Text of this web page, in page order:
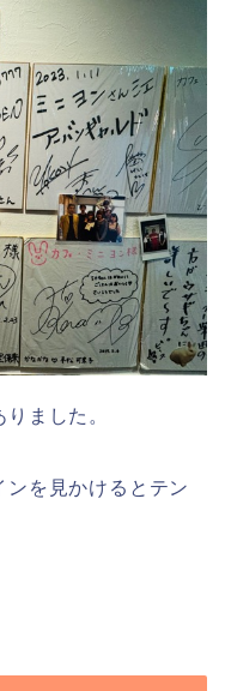
ました。
を見かけるとテン